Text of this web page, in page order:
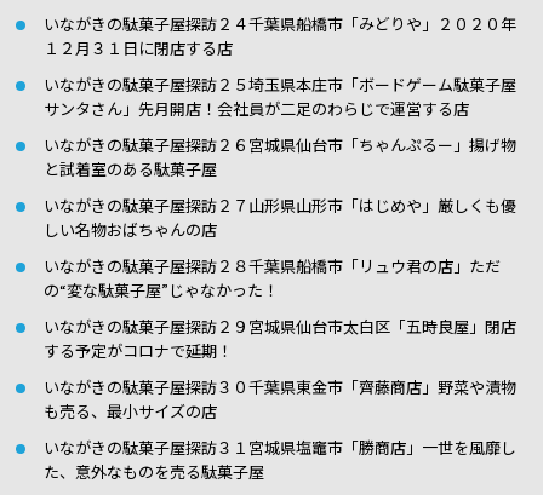
いながきの駄菓子屋探訪２４千葉県船橋市「みどりや」２０２０年
１２月３１日に閉店する店
いながきの駄菓子屋探訪２５埼玉県本庄市「ボードゲーム駄菓子屋
サンタさん」先月開店！会社員が二足のわらじで運営する店
いながきの駄菓子屋探訪２６宮城県仙台市「ちゃんぷるー」揚げ物
と試着室のある駄菓子屋
いながきの駄菓子屋探訪２７山形県山形市「はじめや」厳しくも優
しい名物おばちゃんの店
いながきの駄菓子屋探訪２８千葉県船橋市「リュウ君の店」ただ
の“変な駄菓子屋”じゃなかった！
いながきの駄菓子屋探訪２９宮城県仙台市太白区「五時良屋」閉店
する予定がコロナで延期！
いながきの駄菓子屋探訪３０千葉県東金市「齊藤商店」野菜や漬物
も売る、最小サイズの店
いながきの駄菓子屋探訪３１宮城県塩竈市「勝商店」一世を風靡し
た、意外なものを売る駄菓子屋